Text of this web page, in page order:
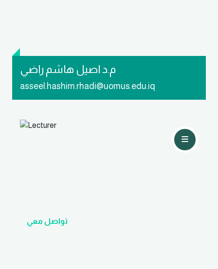
م.د اصيل هاشم راضي
asseel.hashim.rhadi@uomus.edu.iq
تواصل معي